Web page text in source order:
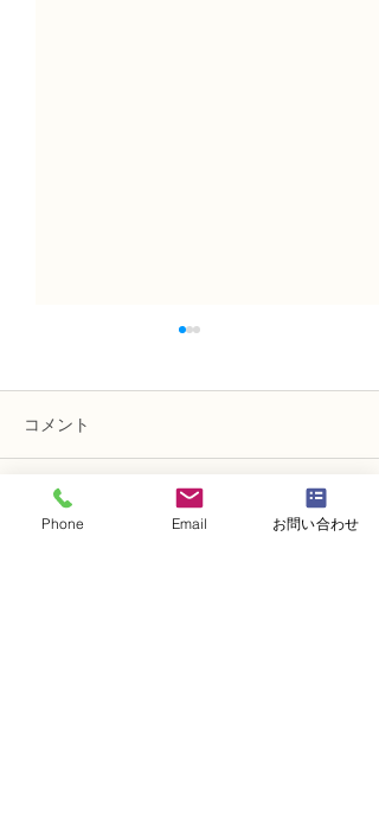
N FＤ資格検定1級レッス
コメント
コメントを追加…
Phone Email お問い合わせ